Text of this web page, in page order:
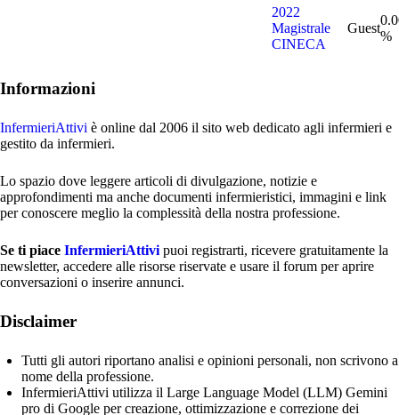
2022
Magistrale
CINECA
Guest
%
Informazioni
InfermieriAttivi è online dal 2006 il sito web dedicato agli infermieri e
gestito da infermieri.
Lo spazio dove leggere articoli di divulgazione, notizie e
approfondimenti ma anche documenti infermieristici, immagini e link
per conoscere meglio la complessità della nostra professione.
Se ti piace InfermieriAttivi puoi registrarti, ricevere gratuitamente la
newsletter, accedere alle risorse riservate e usare il forum per aprire
conversazioni o inserire annunci.
Disclaimer
Tutti gli autori riportano analisi e opinioni personali, non scrivono a
nome della professione.
InfermieriAttivi utilizza il Large Language Model (LLM) Gemini
pro di Google per creazione, ottimizzazione e correzione dei